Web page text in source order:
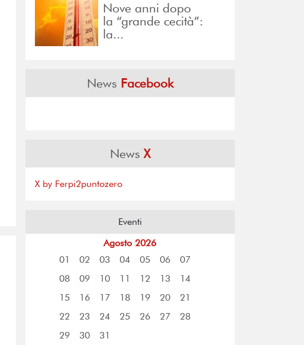
Nove anni dopo
la “grande cecità”:
la...
News Facebook
NewsX
X by Ferpi2puntozero
Eventi
Agosto 2026
01
02 03 04 05 06
07
08
09 10 11 12 13
14
15
16 17 18 19 20
21
22
23 24 25 26 27
28
29
30 31